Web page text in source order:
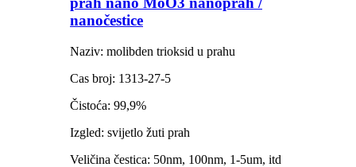
nanočestice
Naziv: molibden trioksid u prahu
Cas broj: 1313-27-5
Čistoća: 99,9%
Izgled: svijetlo žuti prah
Veličina čestica: 50nm, 100nm, 1-5um, itd